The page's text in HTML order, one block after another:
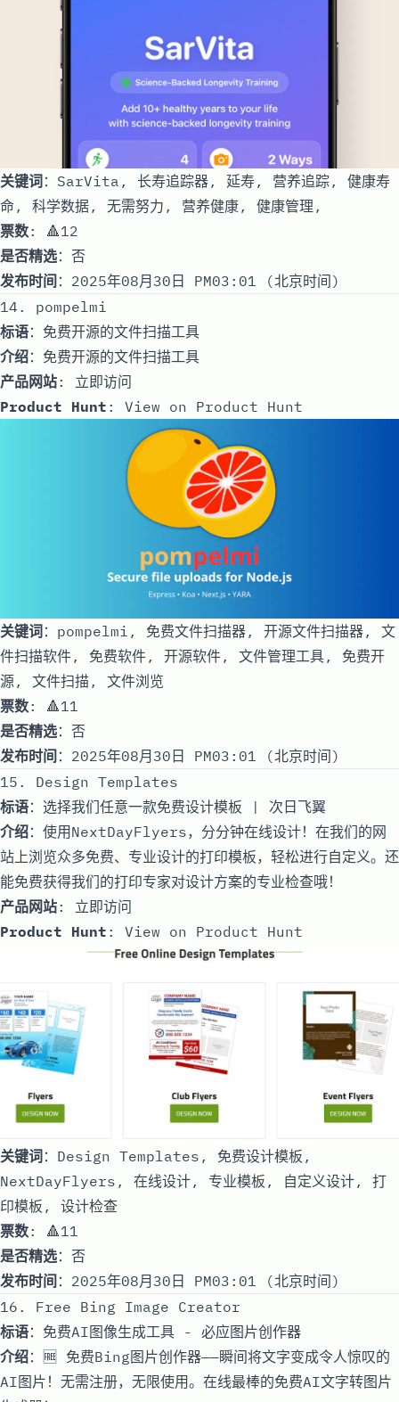
关键词：SarVita, 长寿追踪器, 延寿, 营养追踪, 健康寿
命, 科学数据, 无需努力, 营养健康, 健康管理,
票数: 🔺12
是否精选：否
发布时间 ：2025年08月30日 PM03:01 (北京时间)
14. pompelmi
标语：免费开源的文件扫描工具
介绍：免费开源的文件扫描工具
产品网站: 立即访问
Product Hunt : View on Product Hunt
关键词：pompelmi, 免费文件扫描器, 开源文件扫描器, 文
件扫描软件, 免费软件, 开源软件, 文件管理工具, 免费开
源, 文件扫描, 文件浏览
票数: 🔺11
是否精选：否
发布时间 ：2025年08月30日 PM03:01 (北京时间)
15. Design Templates
标语：选择我们任意一款免费设计模板 | 次日飞翼
介绍：使用NextDayFlyers，分分钟在线设计！在我们的网
站上浏览众多免费、专业设计的打印模板，轻松进行自定义。还
能免费获得我们的打印专家对设计方案的专业检查哦！
产品网站: 立即访问
Product Hunt : View on Product Hunt
关键词：Design Templates, 免费设计模板,
NextDayFlyers, 在线设计, 专业模板, 自定义设计, 打
印模板, 设计检查
票数: 🔺11
是否精选：否
发布时间 ：2025年08月30日 PM03:01 (北京时间)
16. Free Bing Image Creator
标语：免费AI图像生成工具 - 必应图片创作器
介绍：🆓 免费Bing图片创作器——瞬间将文字变成令人惊叹的
AI图片！无需注册，无限使用。在线最棒的免费AI文字转图片